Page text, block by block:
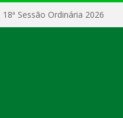
18ª Sessão Ordinária 2026